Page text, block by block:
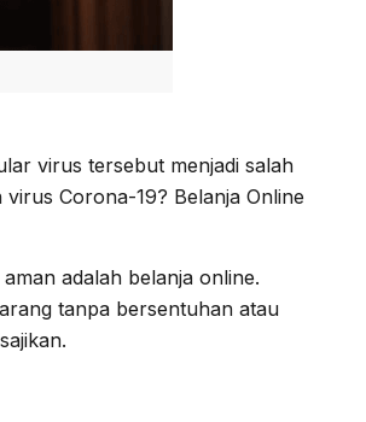
virus tersebut menjadi salah
Corona-19? Belanja Online
adalah belanja online.
tanpa bersentuhan atau